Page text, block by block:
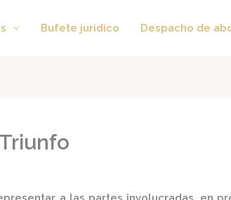
Bufete juridico Despacho de